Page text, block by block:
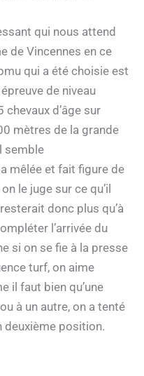
qui nous attend
de Vincennes en ce
qui a été choisie est
de niveau
d’âge sur
mètres de la grande
semble
mêlée et fait figure de
le juge sur ce qu’il
donc plus qu’à
l’arrivée du
si on se fie à la presse
turf, on aime
il faut bien qu’une
à un autre, on a tenté
deuxième position.